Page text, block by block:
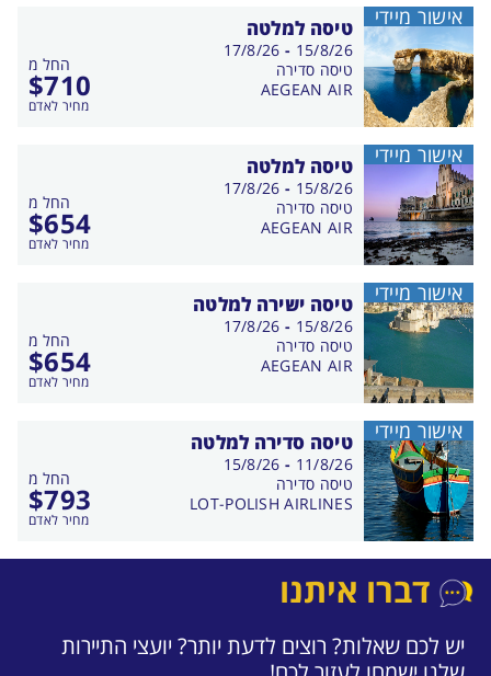
טיסה למלטה
החל מ
$710
מחיר לאדם
בין
התאריכים,
15/8/26
-
17/8/26
טיסה סדירה
AEGEAN AIR
אישור מיידי
טיסה למלטה
החל מ
$654
מחיר לאדם
בין
התאריכים,
15/8/26
-
17/8/26
טיסה סדירה
AEGEAN AIR
אישור מיידי
טיסה ישירה למלטה
החל מ
$654
מחיר לאדם
בין
התאריכים,
15/8/26
-
17/8/26
טיסה סדירה
AEGEAN AIR
אישור מיידי
טיסה סדירה למלטה
החל מ
$793
מחיר לאדם
בין
התאריכים,
11/8/26
-
15/8/26
טיסה סדירה
LOT-POLISH AIRLINES
אישור מיידי
דברו איתנו
יש לכם שאלות? רוצים לדעת יותר? יועצי התיירות